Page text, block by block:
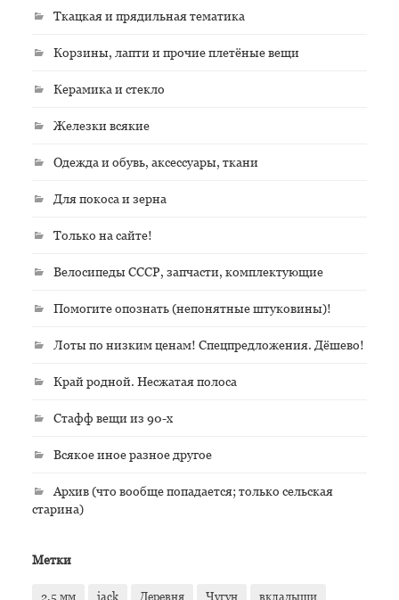
Ткацкая и прядильная тематика
Корзины, лапти и прочие плетёные вещи
Керамика и стекло
Железки всякие
Одежда и обувь, аксессуары, ткани
Для покоса и зерна
Только на сайте!
Велосипеды СССР, запчасти, комплектующие
Помогите опознать (непонятные штуковины)!
Лоты по низким ценам! Спецпредложения. Дёшево!
Край родной. Несжатая полоса
Стафф вещи из 90-х
Всякое иное разное другое
Архив (что вообще попадается; только сельская
старина)
Метки
2.5 мм jack Деревня Чугун вкладыши